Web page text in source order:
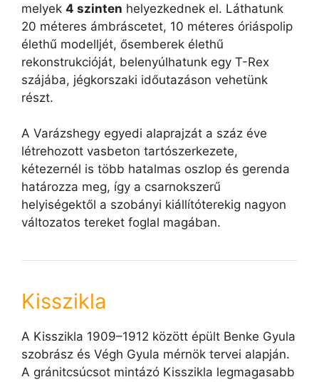
melyek 4 szinten helyezkednek el. Láthatunk
20 méteres ámbráscetet, 10 méteres óriáspolip
élethű modelljét, ősemberek élethű
rekonstrukcióját, belenyúlhatunk egy T-Rex
szájába, jégkorszaki időutazáson vehetünk
részt.
A Varázshegy egyedi alaprajzát a száz éve
létrehozott vasbeton tartószerkezete,
kétezernél is több hatalmas oszlop és gerenda
határozza meg, így a csarnokszerű
helyiségektől a szobányi kiállítóterekig nagyon
változatos tereket foglal magában.
Kisszikla
A Kisszikla 1909–1912 között épült Benke Gyula
szobrász és Végh Gyula mérnök tervei alapján.
A gránitcsúcsot mintázó Kisszikla legmagasabb